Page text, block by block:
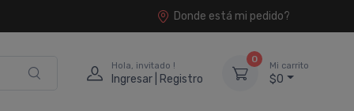
Donde está mi pedido?
Hola, invitado !
Ingresar | Registro
0
Mi carrito
$0